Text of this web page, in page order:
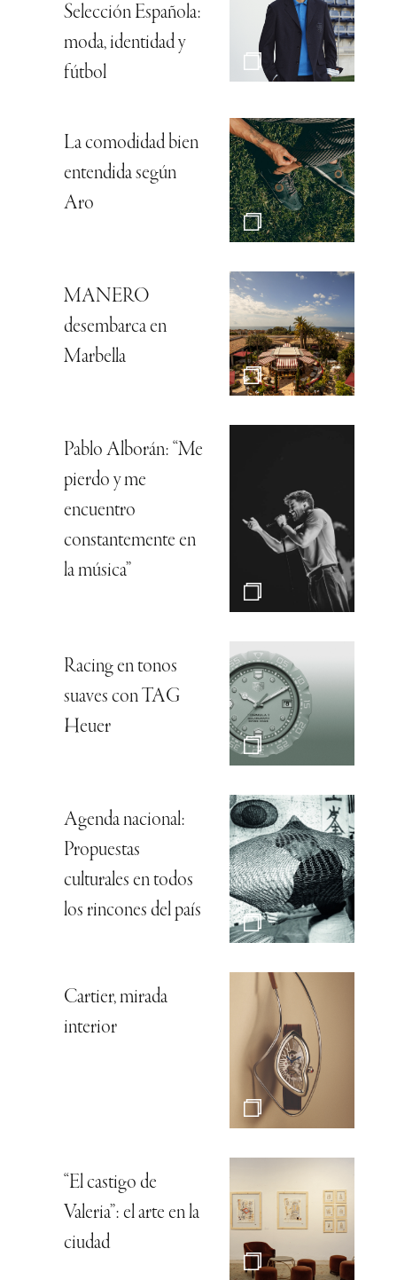
Selección Española:
moda, identidad y
fútbol
La comodidad bien
entendida según
Aro
MANERO
desembarca en
Marbella
Pablo Alborán: “Me
pierdo y me
encuentro
constantemente en
la música”
Racing en tonos
suaves con TAG
Heuer
Agenda nacional:
Propuestas
culturales en todos
los rincones del país
Cartier, mirada
interior
“El castigo de
Valeria”: el arte en la
ciudad